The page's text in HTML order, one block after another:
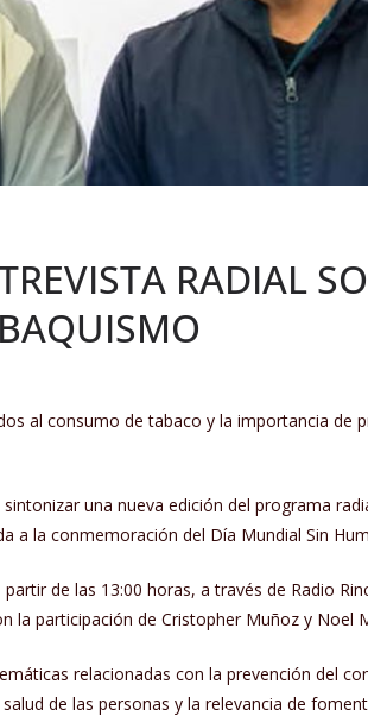
RADIAL
al consumo de tabaco y la importancia de
una nueva edición del programa
a la conmemoración del Día Mundial Sin
de las 13:00 horas, a través de Radio
la participación de Cristopher Muñoz y Noel
relacionadas con la prevención del
de las personas y la relevancia de